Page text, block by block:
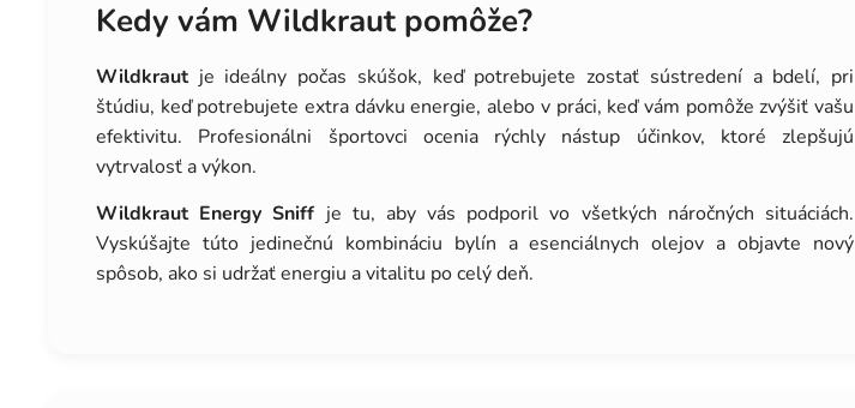
Kedy vám Wildkraut pomôže?
Wildkrautje ideálny počas skúšok, keď potrebujete zostať sústredení a bdelí, pri
štúdiu, keď potrebujete extra dávku energie, alebo v práci, keď vám pomôže zvýšiť vašu
efektivitu. Profesionálni športovci ocenia rýchly nástup účinkov, ktoré zlepšujú
vytrvalosť a výkon.
Wildkraut Energy Sniff je tu, aby vás podporil vo všetkých náročných situáciách.
Vyskúšajte túto jedinečnú kombináciu bylín a esenciálnych olejov a objavte nový
spôsob, ako si udržať energiu a vitalitu po celý deň.